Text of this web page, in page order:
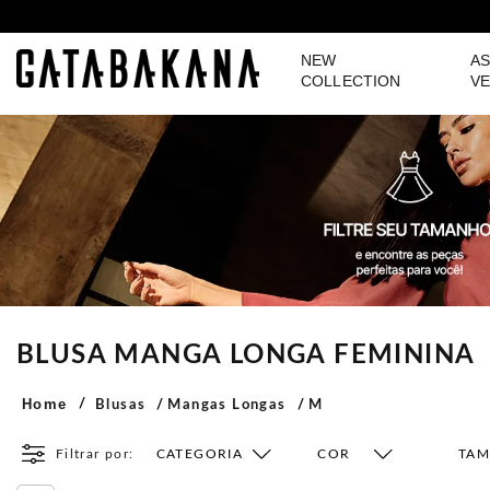
NEW
COLLECTION
GATABAKANA
BLUSA MANGA LONGA FEMININA
Home Blusas Mangas Longas M
Filtrar por: CATEGORIA COR